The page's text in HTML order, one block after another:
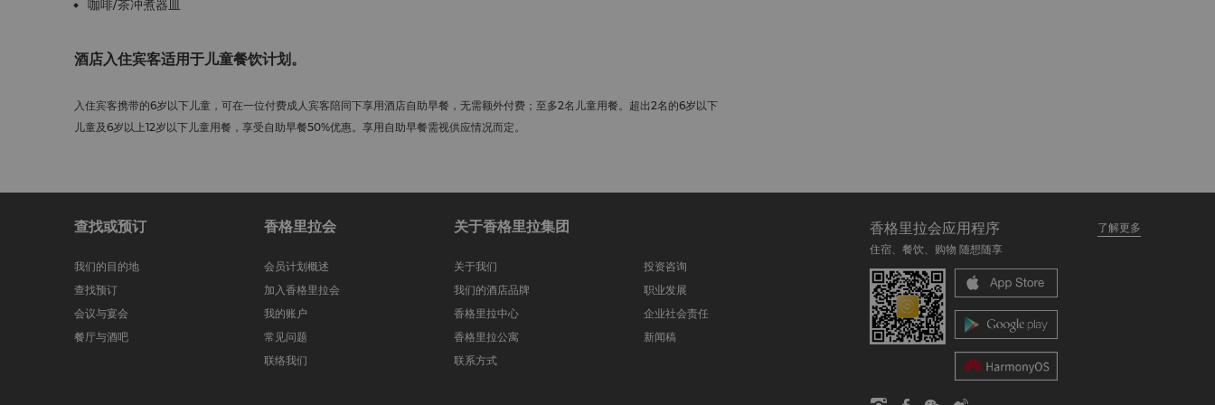
咖啡/茶冲煮器皿
酒店入住宾客适用于儿童餐饮计划。
入住宾客携带的6岁以下儿童，可在一位付费成人宾客陪同下享用酒店自助早餐，无需额外付费；至多2名儿童用餐。超出2名的6岁以下
儿童及6岁以上12岁以下儿童用餐，享受自助早餐50%优惠。享用自助早餐需视供应情况而定。
查找或预订
我们的目的地
查找预订
会议与宴会
餐厅与酒吧
香格里拉会
会员计划概述
加入香格里拉会
我的账户
常见问题
联络我们
关于香格里拉集团
关于我们
我们的酒店品牌
香格里拉中心
香格里拉公寓
联系方式
投资咨询
职业发展
企业社会责任
新闻稿
香格里拉会应用程序
了解更多
住宿、餐饮、购物 随想随享